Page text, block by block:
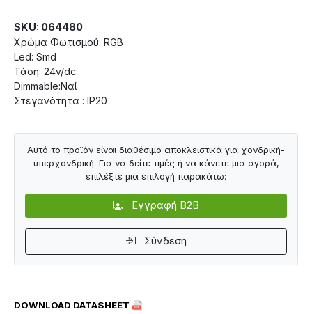
SKU: 064480
Χρώμα Φωτισμού: RGB
Led: Smd
Τάση: 24v/dc
Dimmable:Ναί
Στεγανότητα : IP20
DOWNLOAD DATASHEET
Αυτό το προϊόν είναι διαθέσιμο αποκλειστικά για χονδρική-
υπερχονδρική. Για να δείτε τιμές ή να κάνετε μια αγορά,
επιλέξτε μια επιλογή παρακάτω:
Εγγραφή B2B
Σύνδεση